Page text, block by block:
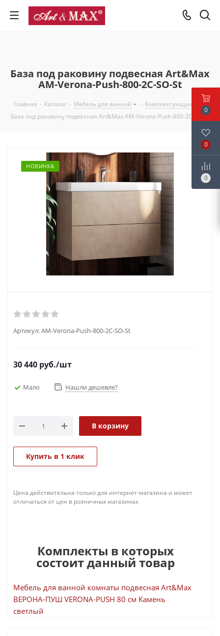
База под раковину подвесная Art&Max
AM-Verona-Push-800-2C-SO-St
Главная - Каталог - Мебель для ванной - Комплектующие
-
База под раковину подвесная Art&Max AM-Verona-Push-800-2C-SO-St
НОВИНКА
Артикул:AM-Verona-Push-800-2C-SO-St
30 440 руб./шт
Мало Нашли дешевле?
В корзину
Купить в 1 клик
Цена действительна только для интернет-магазина и может
отличаться от цен в розничных магазинах
Комплекты в которых
состоит данный товар
Мебель для ванной комнаты подвесная Art&Max
ВЕРОНА-ПУШ VERONA-PUSH 80 см Камень
светлый
0
0
0